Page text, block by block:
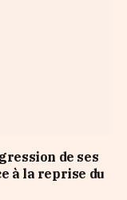
de ses
à la reprise du